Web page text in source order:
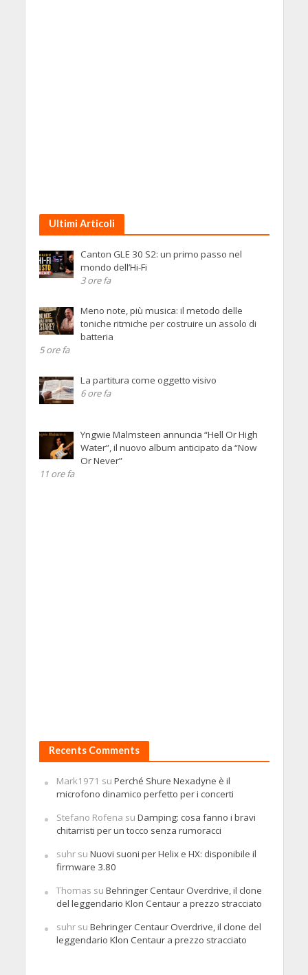
Ultimi Articoli
Canton GLE 30 S2: un primo passo nel
mondo dell’Hi-Fi
3 ore fa
Meno note, più musica: il metodo delle
toniche ritmiche per costruire un assolo di
batteria
5 ore fa
La partitura come oggetto visivo
6 ore fa
Yngwie Malmsteen annuncia “Hell Or High
Water”, il nuovo album anticipato da “Now
Or Never”
11 ore fa
Recents Comments
Mark1971 su Perché Shure Nexadyne è il
microfono dinamico perfetto per i concerti
Stefano Rofena su Damping: cosa fanno i bravi
chitarristi per un tocco senza rumoracci
suhrsu Nuovi suoni per Helix e HX: disponibile il
firmware 3.80
Thomas su Behringer Centaur Overdrive, il clone
del leggendario Klon Centaur a prezzo stracciato
suhrsu Behringer Centaur Overdrive, il clone del
leggendario Klon Centaur a prezzo stracciato